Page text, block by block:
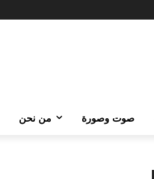
صوت وصورة من نحن